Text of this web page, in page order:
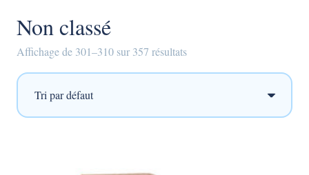
Non classé
Affichage de 301–310 sur 357 résultats